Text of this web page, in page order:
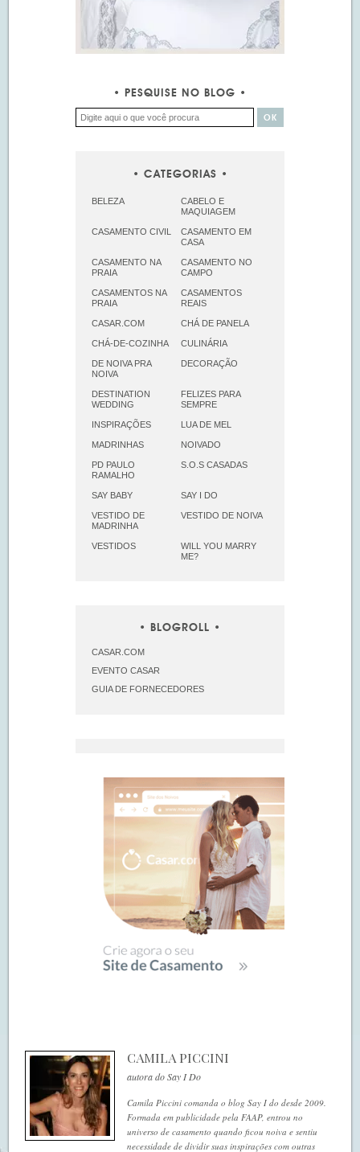
PESQUISE NO BLOG
CATEGORIAS
BELEZA
CABELO E
MAQUIAGEM
CASAMENTO CIVIL
CASAMENTO EM
CASA
CASAMENTO NA
PRAIA
CASAMENTO NO
CAMPO
CASAMENTOS NA
PRAIA
CASAMENTOS
REAIS
CASAR.COM CHÁ DE PANELA
CHÁ-DE-COZINHA CULINÁRIA
DE NOIVA PRA
NOIVA
DECORAÇÃO
DESTINATION
WEDDING
FELIZES PARA
SEMPRE
INSPIRAÇÕES LUA DE MEL
MADRINHAS NOIVADO
PD PAULO
RAMALHO
S.O.S CASADAS
SAY BABY SAY I DO
VESTIDO DE
MADRINHA
VESTIDO DE NOIVA
VESTIDOS
WILL YOU MARRY
ME?
BLOGROLL
CASAR.COM
EVENTO CASAR
GUIA DE FORNECEDORES
CAMILA PICCINI
autora do Say I Do
Camila Piccini comanda o blog Say I do desde 2009.
Formada em publicidade pela FAAP, entrou no
universo de casamento quando ficou noiva e sentiu
necessidade de dividir suas inspirações com outras